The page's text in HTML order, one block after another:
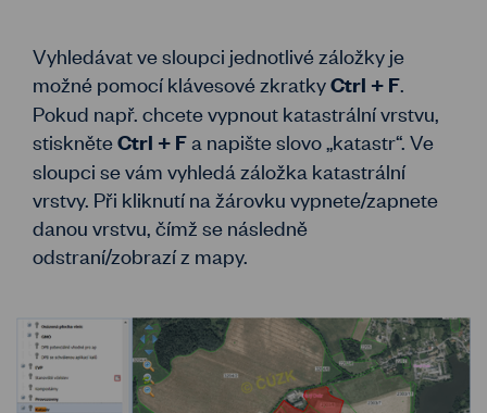
Vyhledávat ve sloupci jednotlivé záložky je
možné pomocí klávesové zkratkyCtrl + F.
Pokud např. chcete vypnout katastrální vrstvu,
stiskněteCtrl + Fa napište slovo „katastr“. Ve
sloupci se vám vyhledá záložka katastrální
vrstvy. Při kliknutí na žárovku vypnete/zapnete
danou vrstvu, čímž se následně
odstraní/zobrazí z mapy.